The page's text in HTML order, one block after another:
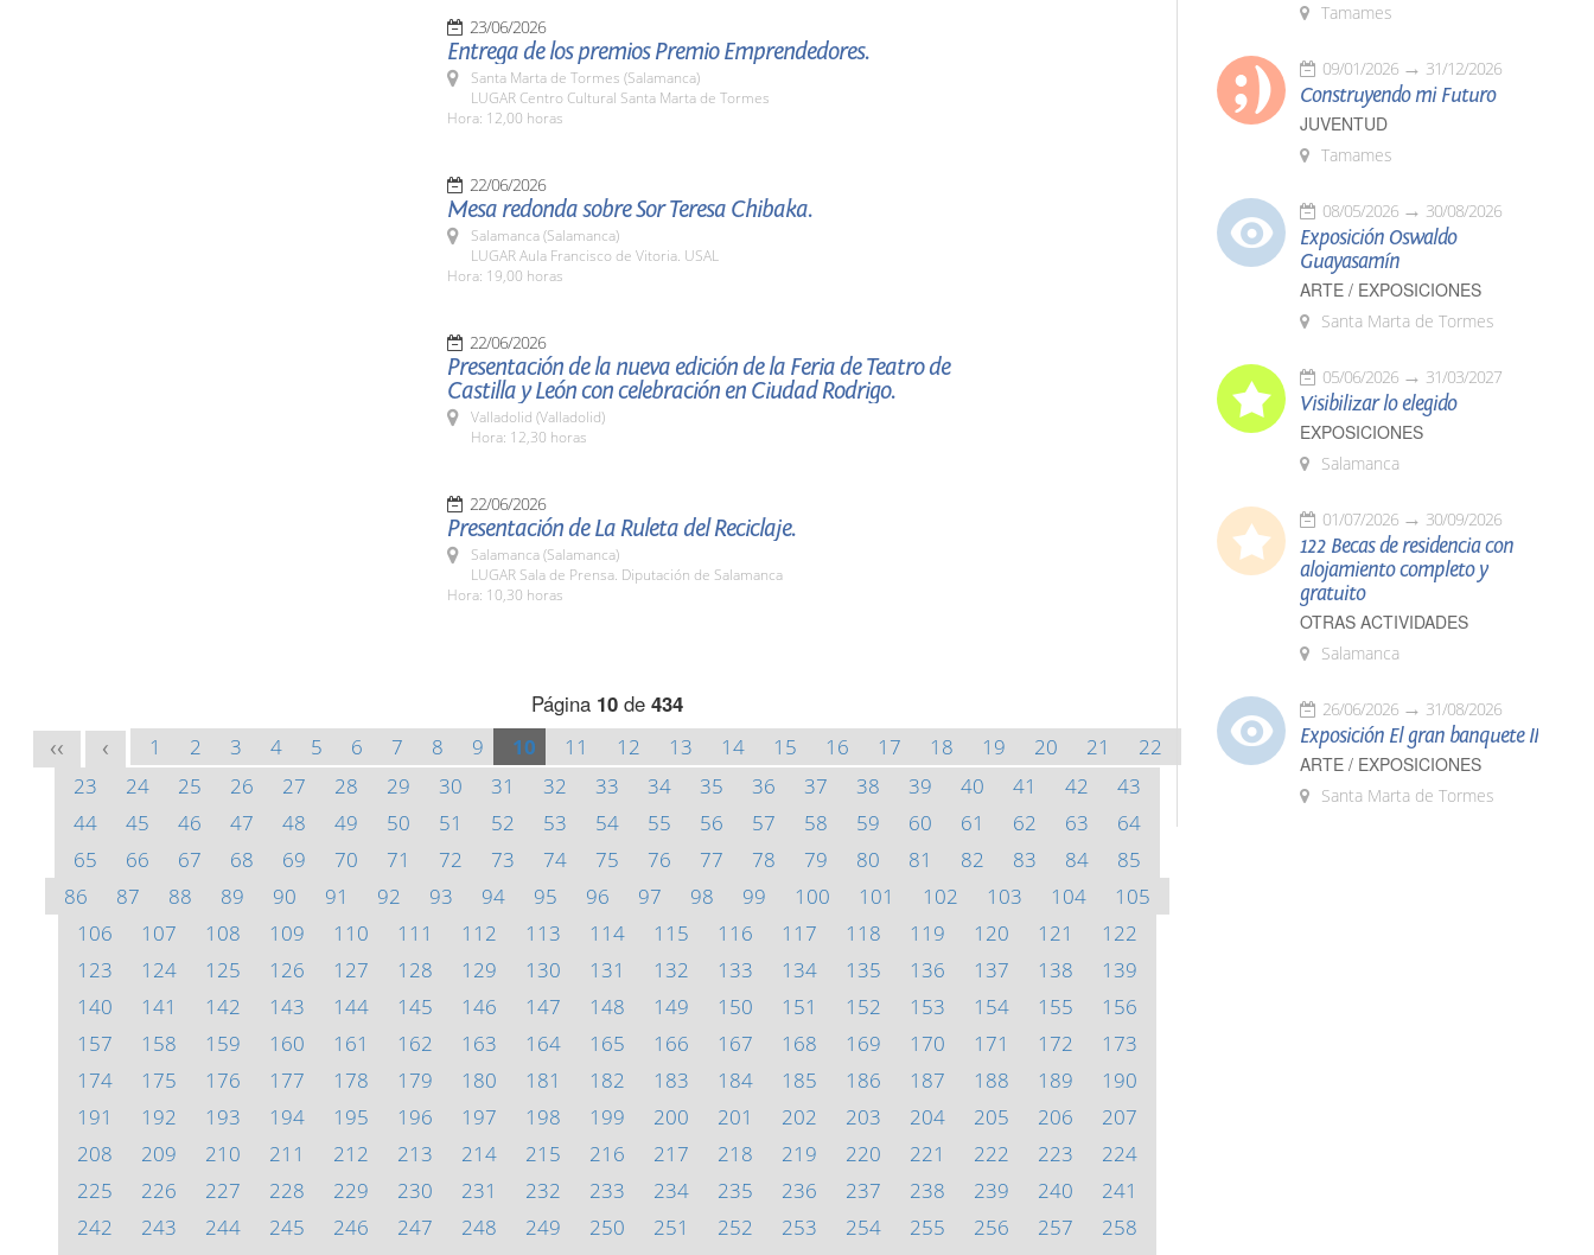
23/06/2026
Entrega de los premios Premio Emprendedores.
Santa Marta de Tormes (Salamanca)
LUGAR Centro Cultural Santa Marta de Tormes
Hora: 12,00 horas
22/06/2026
Mesa redonda sobre Sor Teresa Chibaka.
Salamanca (Salamanca)
LUGAR Aula Francisco de Vitoria. USAL
Hora: 19,00 horas
22/06/2026
Presentación de la nueva edición de la Feria de Teatro de
Castilla y León con celebración en Ciudad Rodrigo.
Valladolid (Valladolid)
Hora: 12,30 horas
22/06/2026
Presentación de La Ruleta del Reciclaje.
Salamanca (Salamanca)
LUGAR Sala de Prensa. Diputación de Salamanca
Hora: 10,30 horas
Página 10 de 434
<< < 1 2 3 4 5 6 7 8 9 10 11 12 13 14 15 16 17 18 19 20 21
22
23
24 25 26 27 28 29 30 31 32 33 34 35 36 37 38 39 40 41 42
43
44
45 46 47 48 49 50 51 52 53 54 55 56 57 58 59 60 61 62 63
64
65
66 67 68 69 70 71 72 73 74 75 76 77 78 79 80 81 82 83 84
85
86
87 88 89 90 91 92 93 94 95 96 97 98 99 100 101 102 103 104
105
106
107 108 109 110 111 112 113 114 115 116 117 118 119 120 121
122
123
124 125 126 127 128 129 130 131 132 133 134 135 136 137 138
139
140
141 142 143 144 145 146 147 148 149 150 151 152 153 154 155
156
157
158 159 160 161 162 163 164 165 166 167 168 169 170 171 172
173
174
175 176 177 178 179 180 181 182 183 184 185 186 187 188 189
190
191
192 193 194 195 196 197 198 199 200 201 202 203 204 205 206
207
208
209 210 211 212 213 214 215 216 217 218 219 220 221 222 223
224
225
226 227 228 229 230 231 232 233 234 235 236 237 238 239 240
241
242
243 244 245 246 247 248 249 250 251 252 253 254 255 256 257
258
Tamames
09/01/2026 31/12/2026
Construyendo mi Futuro
JUVENTUD
Tamames
08/05/2026 30/08/2026
Exposición Oswaldo
Guayasamín
ARTE / EXPOSICIONES
Santa Marta de Tormes
05/06/2026 31/03/2027
Visibilizar lo elegido
EXPOSICIONES
Salamanca
01/07/2026 30/09/2026
122 Becas de residencia con
alojamiento completo y
gratuito
OTRAS ACTIVIDADES
Salamanca
26/06/2026 31/08/2026
Exposición El gran banquete II
ARTE / EXPOSICIONES
Santa Marta de Tormes